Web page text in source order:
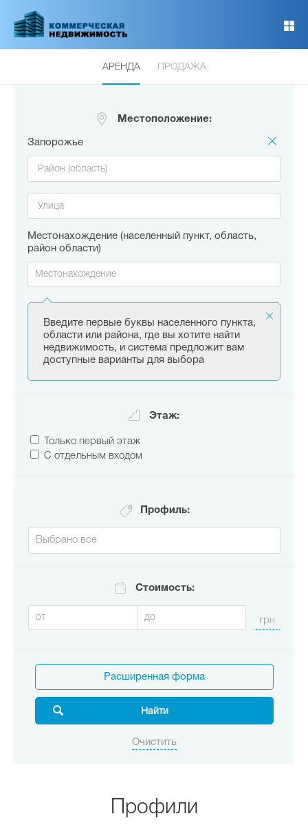
основному
АРЕНДА ПРОДАЖА
Местоположение:
Запорожье
Местонахождение (населенный пункт, область,
район области)
Введите первые буквы населенного пункта,
области или района, где вы хотите найти
недвижимость, и система предложит вам
доступные варианты для выбора
Этаж:
Только первый этаж
С отдельным входом
Профиль:
Стоимость:
Расширенная форма
Профили